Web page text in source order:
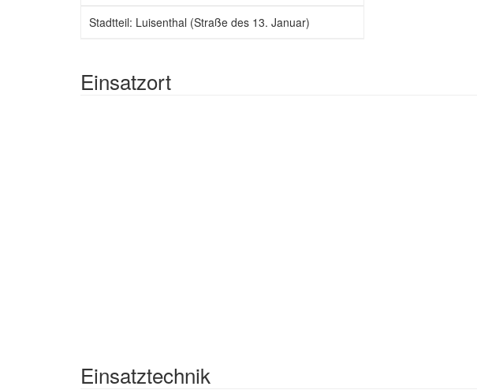
Stadtteil: Luisenthal (Straße des 13. Januar)
Einsatzort
Einsatztechnik